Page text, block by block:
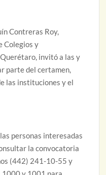
Contreras Roy,
Colegios y
invitó a las y
parte del certamen,
las instituciones y el
personas interesadas
la convocatoria
(442) 241-10-55 y